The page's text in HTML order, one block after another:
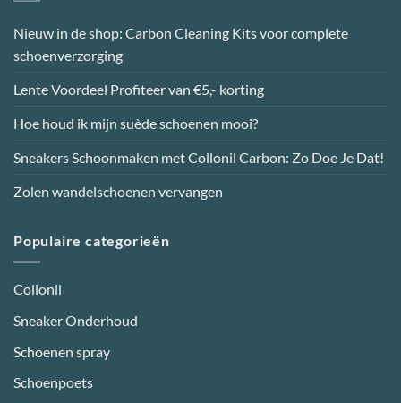
gekozen
worden
de
Nieuw in de shop: Carbon Cleaning Kits voor complete
schoenverzorging
Lente Voordeel Profiteer van €5,- korting
Hoe houd ik mijn suède schoenen mooi?
Sneakers Schoonmaken met Collonil Carbon: Zo Doe Je Dat!
Zolen wandelschoenen vervangen
Populaire categorieën
Collonil
Sneaker Onderhoud
Schoenen spray
Schoenpoets